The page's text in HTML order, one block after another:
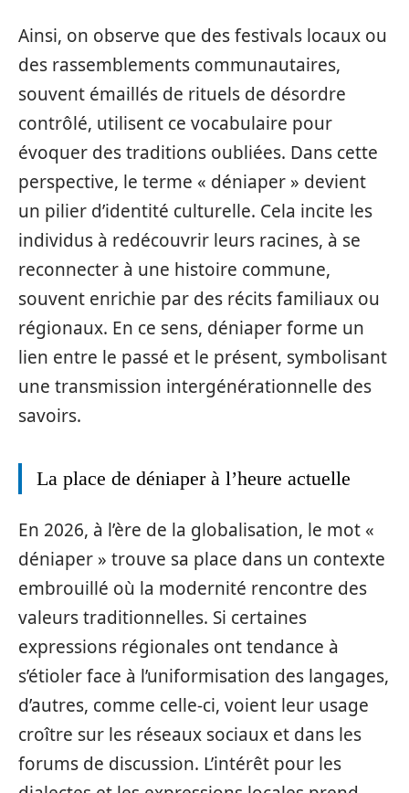
Ainsi, on observe que des festivals locaux ou
des rassemblements communautaires,
souvent émaillés de rituels de désordre
contrôlé, utilisent ce vocabulaire pour
évoquer des traditions oubliées. Dans cette
perspective, le terme « déniaper » devient
un pilier d’identité culturelle. Cela incite les
individus à redécouvrir leurs racines, à se
reconnecter à une histoire commune,
souvent enrichie par des récits familiaux ou
régionaux. En ce sens, déniaper forme un
lien entre le passé et le présent, symbolisant
une transmission intergénérationnelle des
savoirs.
La place de déniaper à l’heure actuelle
En 2026, à l’ère de la globalisation, le mot «
déniaper » trouve sa place dans un contexte
embrouillé où la modernité rencontre des
valeurs traditionnelles. Si certaines
expressions régionales ont tendance à
s’étioler face à l’uniformisation des langages,
d’autres, comme celle-ci, voient leur usage
croître sur les réseaux sociaux et dans les
forums de discussion. L’intérêt pour les